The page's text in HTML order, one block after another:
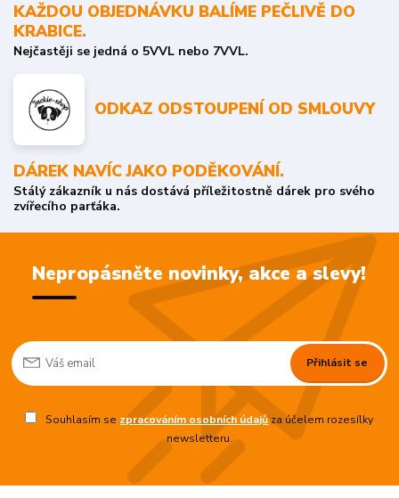
KAŽDOU OBJEDNÁVKU BALÍME PEČLIVĚ DO
KRABICE.
Nejčastěji se jedná o 5VVL nebo 7VVL.
ODKAZ ODSTOUPENÍ OD SMLOUVY
DÁREK NAVÍC JAKO PODĚKOVÁNÍ.
Stálý zákazník u nás dostává příležitostně dárek pro svého
zvířecího parťáka.
Nepropásněte novinky, akce a slevy!
Přihlásit se
Souhlasím se zpracováním osobních údajůza účelem rozesílky
newsletteru.